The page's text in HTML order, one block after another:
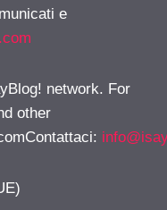
e
network. For
other
: